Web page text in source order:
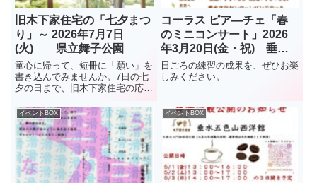
旧木下家住宅の「七夕まつ
り」～ 2026年7月7日
(火) 県立舞子公園
童心に帰って、短冊に「願い」を
書き込んでみませんか。7日の七
夕の日まで、旧木下家住宅の応接
がされているそうです。
コーラス ピア―チェ「春
のミニコンサート」2026
年3月20日(金・祝) 垂水
文化センターレバンテホー
ル(レバンテ垂水2番館3階)
日ごろの練習の成果を、ぜひお楽
しみください。
イベントBOX イベントBOX